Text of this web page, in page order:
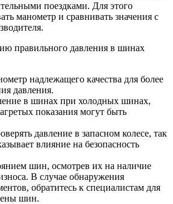
поездками. Для этого
манометр и сравнивать значения с
правильного давления в шинах
надлежащего качества для более
давления.
в шинах при холодных шинах,
показания могут быть
давление в запасном колесе, так
влияние на безопасность
шин, осмотрев их на наличие
В случае обнаружения
обратитесь к специалистам для
шин.